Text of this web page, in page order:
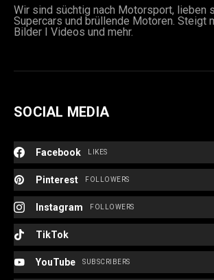
Wir sind süchtig nach Motorsport, lieben
Supercars und brüllende Motoren. Steigt
Bilder I Videos und mehr.
SOCIAL MEDIA
Facebook LIKES
Pinterest FOLLOWERS
Instagram FOLLOWERS
TikTok
YouTube SUBSCRIBERS